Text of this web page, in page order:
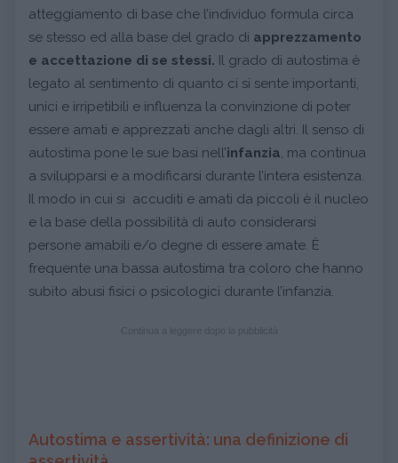
atteggiamento di base che l’individuo formula circa
se stesso ed alla base del grado di apprezzamento
e accettazione di se stessi. Il grado di autostima è
legato al sentimento di quanto ci si sente importanti,
unici e irripetibili e influenza la convinzione di poter
essere amati e apprezzati anche dagli altri. Il senso di
autostima pone le sue basi nell’infanzia, ma continua
a svilupparsi e a modificarsi durante l’intera esistenza.
Il modo in cui si accuditi e amati da piccoli è il nucleo
e la base della possibilità di auto considerarsi
persone amabili e/o degne di essere amate. È
frequente una bassa autostima tra coloro che hanno
subito abusi fisici o psicologici durante l’infanzia.
Autostima e assertività: una definizione di